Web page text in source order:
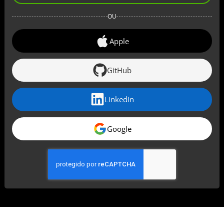
OU
Apple
GitHub
LinkedIn
Google